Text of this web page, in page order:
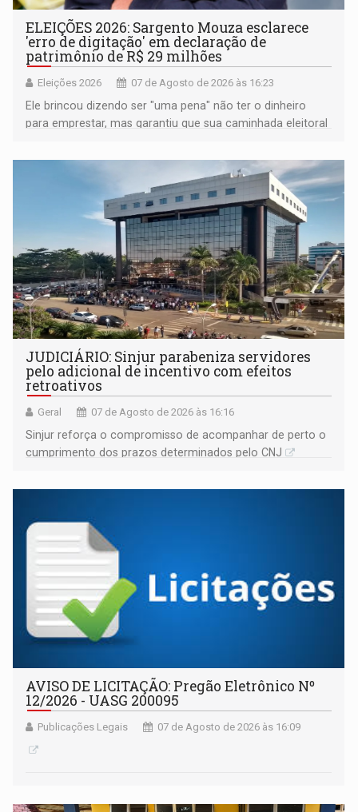
ELEIÇÕES 2026: Sargento Mouza esclarece
'erro de digitação' em declaração de
patrimônio de R$ 29 milhões
Eleições 2026 07 de Agosto de 2026 às 16:23
Ele brincou dizendo ser "uma pena" não ter o dinheiro
para emprestar, mas garantiu que sua caminhada eleitoral
JUDICIÁRIO: Sinjur parabeniza servidores
pelo adicional de incentivo com efeitos
retroativos
Geral 07 de Agosto de 2026 às 16:16
Sinjur reforça o compromisso de acompanhar de perto o
cumprimento dos prazos determinados pelo CNJ
AVISO DE LICITAÇÃO: Pregão Eletrônico Nº
12/2026 - UASG 200095
Publicações Legais 07 de Agosto de 2026 às 16:09